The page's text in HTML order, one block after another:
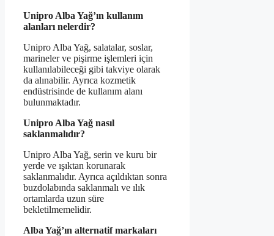
Unipro Alba Yağ’ın kullanım
alanları nelerdir?
Unipro Alba Yağ, salatalar, soslar,
marineler ve pişirme işlemleri için
kullanılabileceği gibi takviye olarak
da alınabilir. Ayrıca kozmetik
endüstrisinde de kullanım alanı
bulunmaktadır.
Unipro Alba Yağ nasıl
saklanmalıdır?
Unipro Alba Yağ, serin ve kuru bir
yerde ve ışıktan korunarak
saklanmalıdır. Ayrıca açıldıktan sonra
buzdolabında saklanmalı ve ılık
ortamlarda uzun süre
bekletilmemelidir.
Alba Yağ’ın alternatif markaları